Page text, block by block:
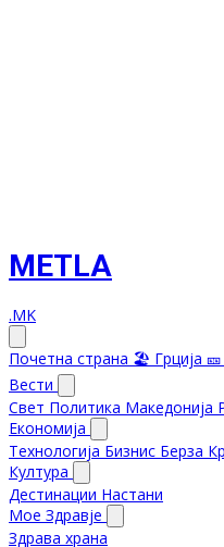
METLA
.MK
Почетна страна 🏖️ Грција
Вести
Свет Политика Македонија
Економија
Технологија Бизнис Берза
Култура
Дестинации Настани
Мое Здравје
Здрава храна